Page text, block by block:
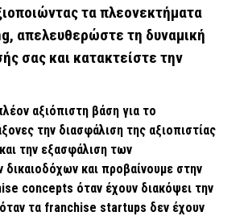
τα πλεονεκτήματα
απελευθερώστε τη δυναμική
σας και κατακτείστε την
αξιόπιστη βάση για το
την διασφάλιση της αξιοπιστίας
την εξασφάλιση των
δικαιοδόχων και προβαίνουμε στην
concepts όταν έχουν διακόψει την
τα franchise startups δεν έχουν